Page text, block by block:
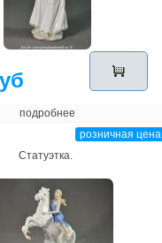
подробнее
розничная цена
Статуэтка.